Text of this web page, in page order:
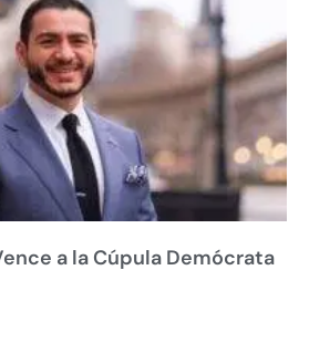
a la Cúpula Demócrata